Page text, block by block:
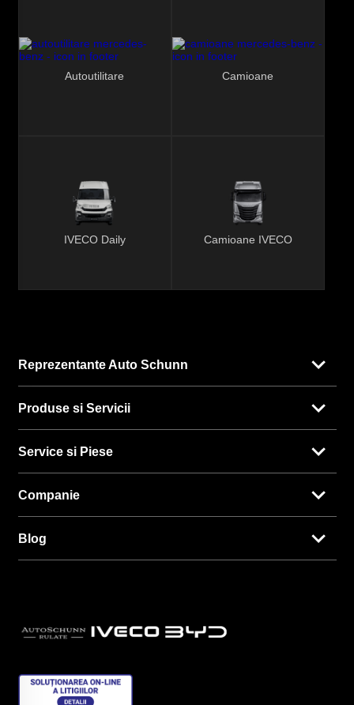
Autoutilitare Camioane
IVECO Daily Camioane IVECO
Reprezentante Auto Schunn
Produse si Servicii
Service si Piese
Companie
Blog